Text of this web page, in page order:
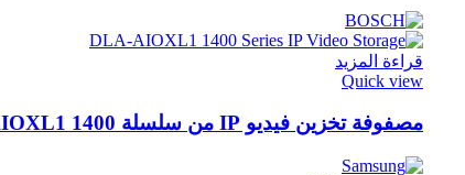
قراءة المزيد
Quick view
مصفوفة تخزين فيديو IP من سلسلة DLA-AIOXL1 1400